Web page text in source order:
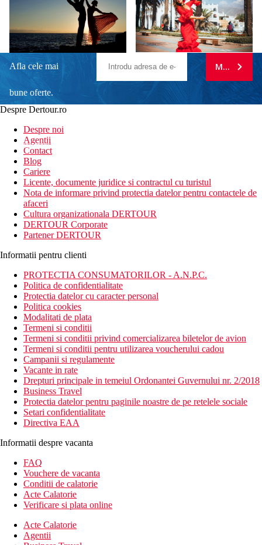
Afla cele mai
bune oferte.
newsletter!
MA
Despre Dertour.ro
Despre noi
Agentii
Contact
Blog
Cariere
Licente, documente juridice si contractul cu turistul
Nota de informare privind protectia datelor pentru contactele de
afaceri
Cultura organizationala DERTOUR
DERTOUR Corporate
Partener DERTOUR
Informatii pentru clienti
PROTECTIA CONSUMATORILOR - A.N.P.C.
Politica de confidentialitate
Protectia datelor cu caracter personal
Politica cookies
Modalitati de plata
Termeni si conditii
Termeni si conditii privind comercializarea biletelor de avion
Termeni si conditii pentru utilizarea voucherului cadou
Campanii si regulamente
Vacante in rate
Drepturi principale in temeiul Ordonantei Guvernului nr. 2/2018
Business Travel
Protectia datelor pentru paginile noastre de pe retelele sociale
Setari confidentialitate
Directiva EAA
Informatii despre vacanta
FAQ
Vouchere de vacanta
Conditii de calatorie
Acte Calatorie
Verificare si plata online
Acte Calatorie
Agentii